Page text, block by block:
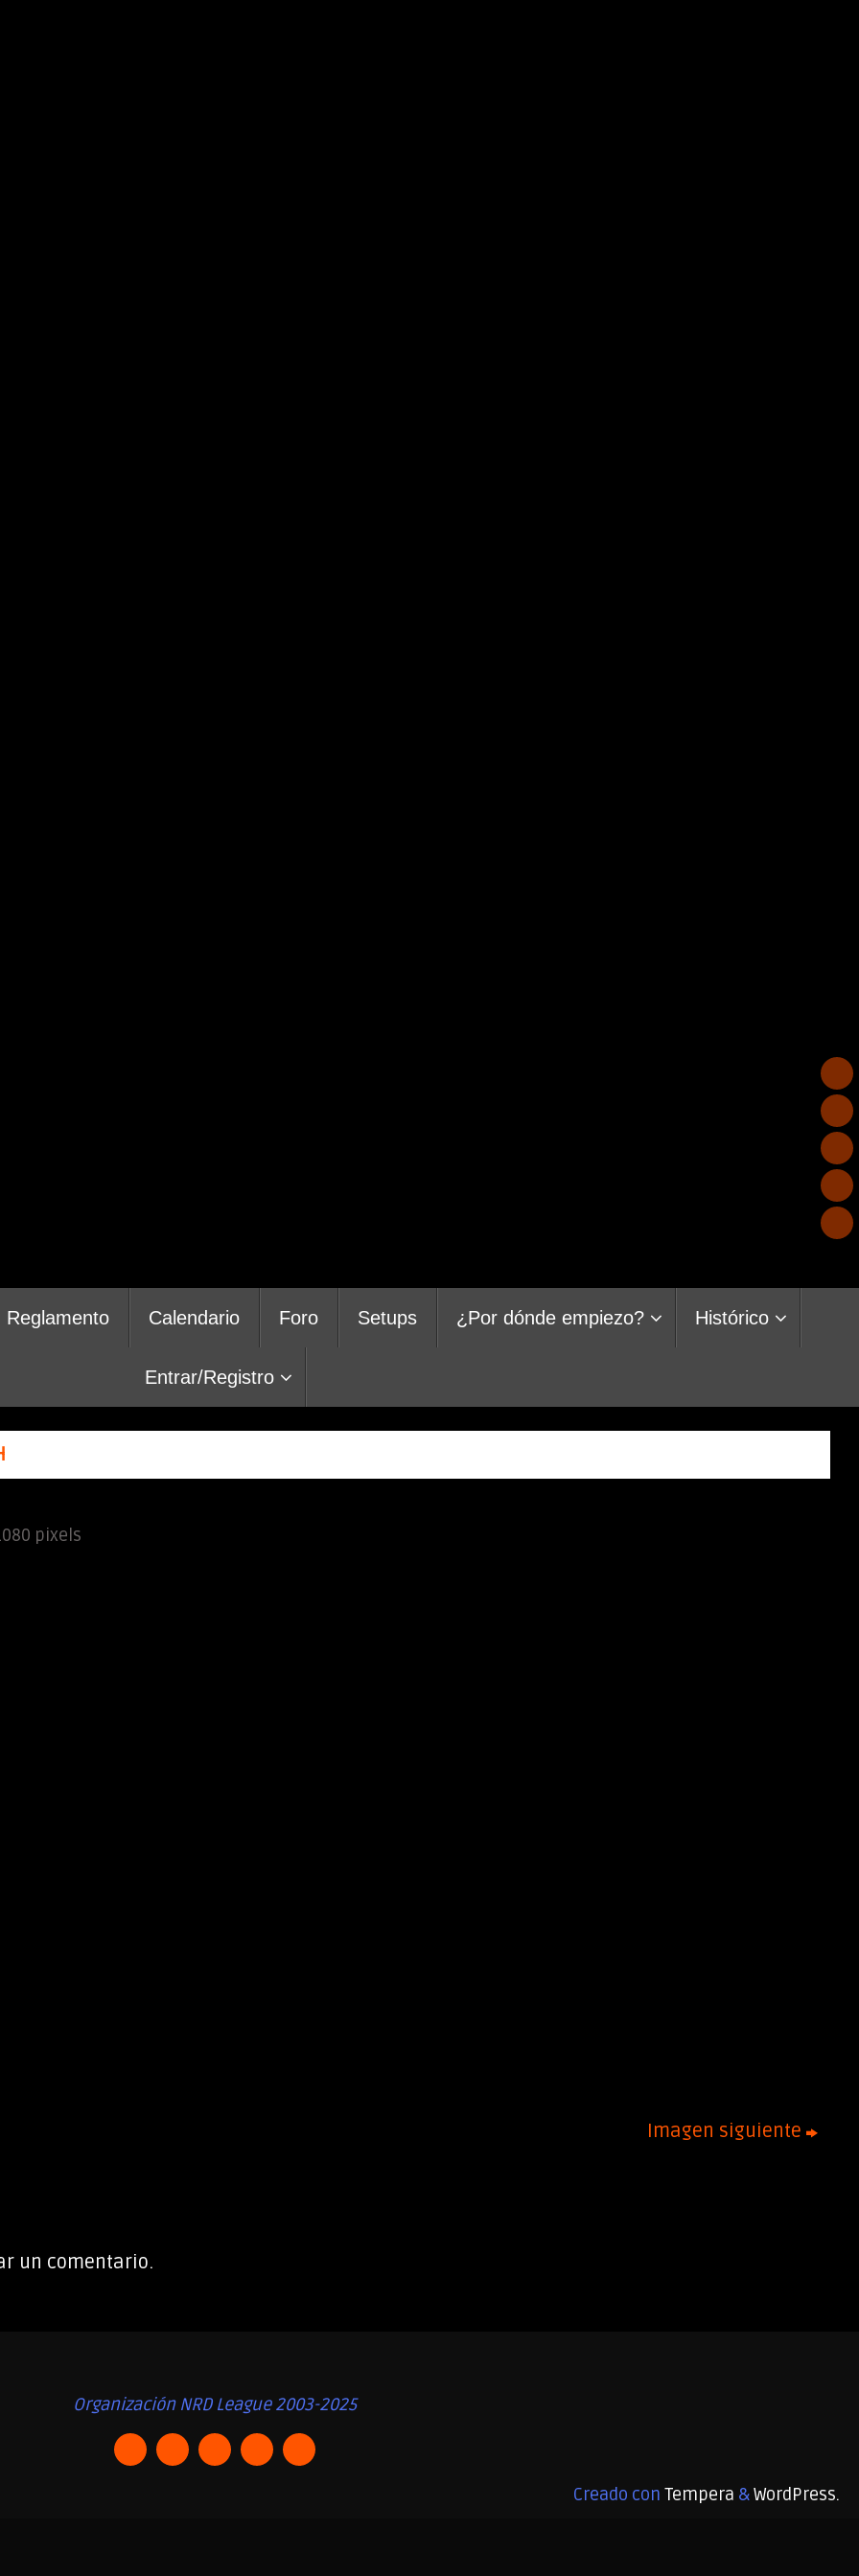
Reglamento Calendario Foro Setups ¿Por dónde empiezo? Histórico
Entrar/Registro
pixels
Imagen siguiente
un comentario.
Organización NRD League 2003-2025
Creado con Tempera &WordPress.